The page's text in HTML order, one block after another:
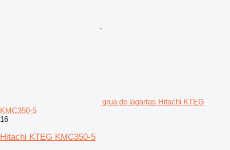
grua de lagartas Hitachi KTEG
KMC350-5
16
Hitachi KTEG KMC350-5